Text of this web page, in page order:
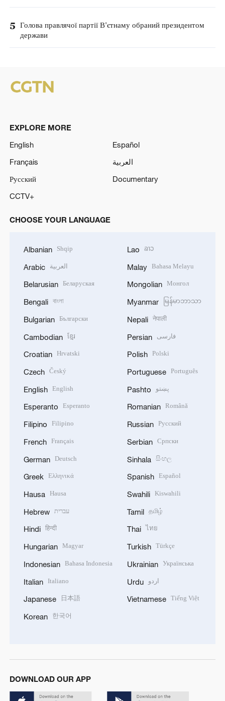
5 Голова правлячої партії В'єтнаму обраний президентом
держави
EXPLORE MORE
English
Español
Français
العربية
Русский
Documentary
CCTV+
CHOOSE YOUR LANGUAGE
Albanian Shqip
Arabic العربية
Belarusian Беларуская
Bengali বাংলা
Bulgarian Български
Cambodian ខ្មែរ
Croatian Hrvatski
Czech Český
English English
Esperanto Esperanto
Filipino Filipino
French Français
German Deutsch
Greek Ελληνικά
Hausa Hausa
Hebrew עברית
Hindi हिन्दी
Hungarian Magyar
Indonesian Bahasa Indonesia
Italian Italiano
Japanese 日本語
Korean 한국어
Lao ລາວ
Malay Bahasa Melayu
Mongolian Монгол
Myanmar မြန်မာဘာသာ
Nepali नेपाली
Persian فارسی
Polish Polski
Portuguese Português
Pashto پښتو
Romanian Română
Russian Русский
Serbian Српски
Sinhala සිංහල
Spanish Español
Swahili Kiswahili
Tamil தமிழ்
Thai ไทย
Turkish Türkçe
Ukrainian Українська
Urdu اردو
Vietnamese Tiếng Việt
DOWNLOAD OUR APP